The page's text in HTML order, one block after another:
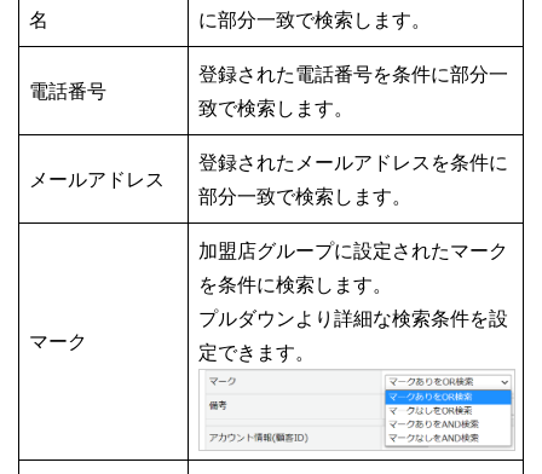
名
に部分一致で検索します。
電話番号
登録された電話番号を条件に部分一
致で検索します。
メールアドレス
登録されたメールアドレスを条件に
部分一致で検索します。
マーク
加盟店グループに設定されたマーク
を条件に検索します。
プルダウンより詳細な検索条件を設
定できます。